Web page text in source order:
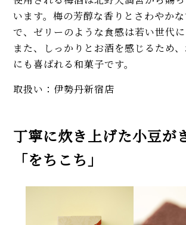
います。梅の芳醇な香りとさわやか
で、ゼリーのような食感は若い世代に
また、しっかりとお酒を感じるため
にも喜ばれる和菓子です。
取扱い：伊勢丹新宿店
丁寧に炊き上げた小豆が
「をちこち」